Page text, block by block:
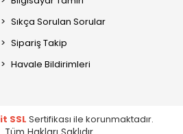
Sıkça Sorulan Sorular
Sipariş Takip
Havale Bildirimleri
SSL Sertifikası ile korunmaktadır.